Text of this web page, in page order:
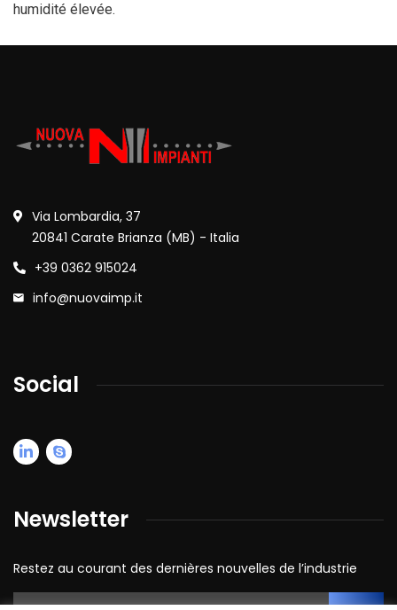
humidité élevée.
Via Lombardia, 37
20841 Carate Brianza (MB) - Italia
+39 0362 915024
info@nuovaimp.it
Social
Newsletter
Restez au courant des dernières nouvelles de l’industrie